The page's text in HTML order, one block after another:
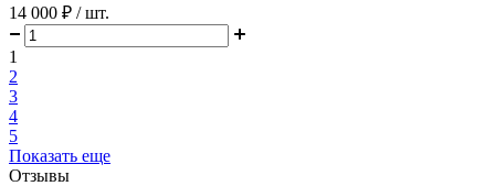
14 000 ₽ / шт.
1
2
3
4
5
Показать еще
Отзывы